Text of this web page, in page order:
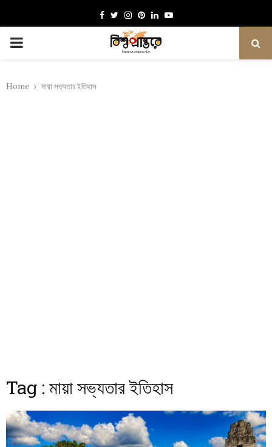
Facebook
TwitterInstagram
Pinterest
LinkedinYoutube
PRIMARY
Home মায়া সভ্যতার ইতিহাস
Tag : মায়া সভ্যতার ইতিহাস